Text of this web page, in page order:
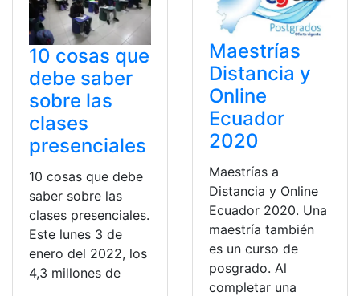
10 cosas que
debe saber
sobre las
clases
presenciales
10 cosas que debe
saber sobre las
clases presenciales.
Este lunes 3 de
enero del 2022, los
4,3 millones de
Maestrías
Distancia y
Online
Ecuador
2020
Maestrías a
Distancia y Online
Ecuador 2020. Una
maestría también
es un curso de
posgrado. Al
completar una